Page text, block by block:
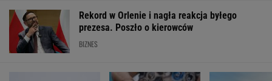
Rekord w Orlenie i nagła reakcja byłego
prezesa. Poszło o kierowców
BIZNES